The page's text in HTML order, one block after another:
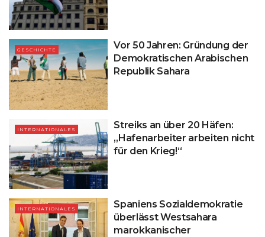
GESCHICHTE
Vor 50 Jahren: Gründung der
Demokratischen Arabischen
Republik Sahara
INTERNATIONALES
Streiks an über 20 Häfen:
„Hafenarbeiter arbeiten nicht
für den Krieg!“
INTERNATIONALES
Spaniens Sozialdemokratie
überlässt Westsahara
marokkanischer